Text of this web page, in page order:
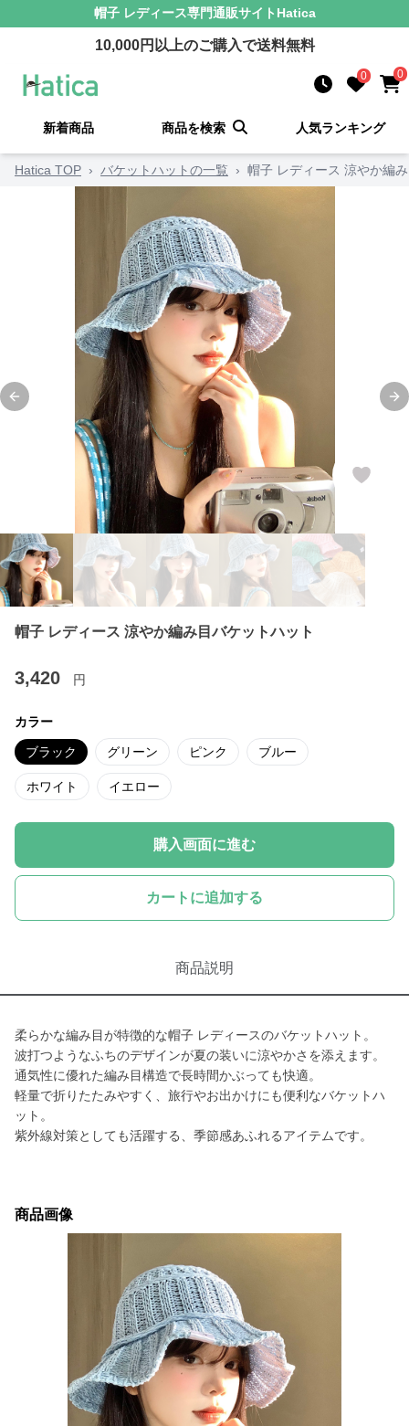
帽子 レディース専門通販サイト Hatica
10,000円以上のご購入で送料無料
0 0
新着商品 商品を検索 人気ランキング
Hatica TOP › バケットハットの一覧 › 帽子 レディース 涼やか編
Previous slide
帽子 レディース 涼やか編み目バケットハット
3,420 円
カラー
ブラック グリーン ピンク ブルー
ホワイト イエロー
購入画面に進む
カートに追加する
商品説明
柔らかな編み目が特徴的な帽子 レディースのバケットハット。
波打つようなふちのデザインが夏の装いに涼やかさを添えます。
通気性に優れた編み目構造で長時間かぶっても快適。
軽量で折りたたみやすく、旅行やお出かけにも便利なバケットハ
ット。
紫外線対策としても活躍する、季節感あふれるアイテムです。
商品画像